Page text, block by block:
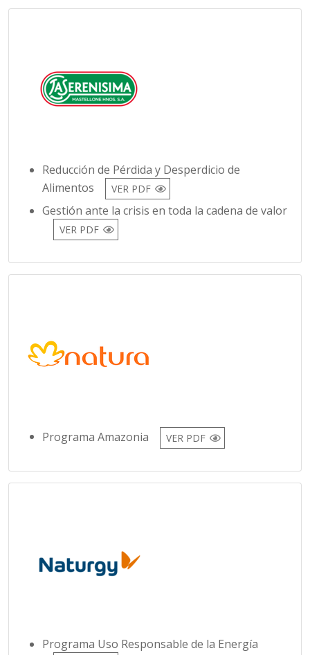
Reducción de Pérdida y Desperdicio de
Alimentos
VER PDF
Gestión ante la crisis en toda la cadena de valor
VER PDF
Programa Amazonia VER PDF
Programa Uso Responsable de la Energía